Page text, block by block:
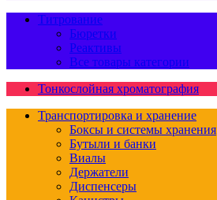
Титрование
Бюретки
Реактивы
Все товары категории
Тонкослойная хроматография
Транспортировка и хранение
Боксы и системы хранения
Бутыли и банки
Виалы
Держатели
Диспенсеры